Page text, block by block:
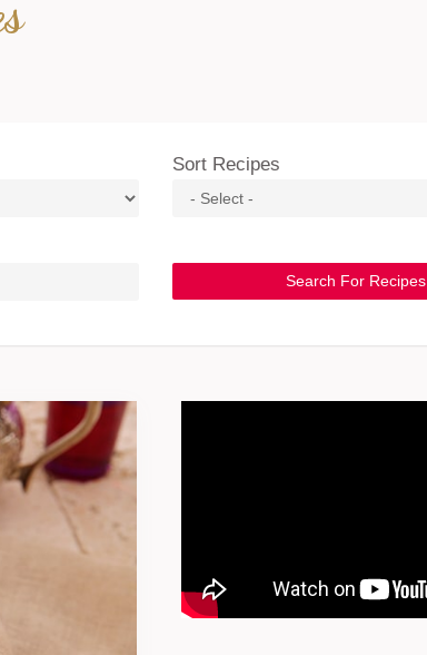
Sort Recipes
Search For Recipes